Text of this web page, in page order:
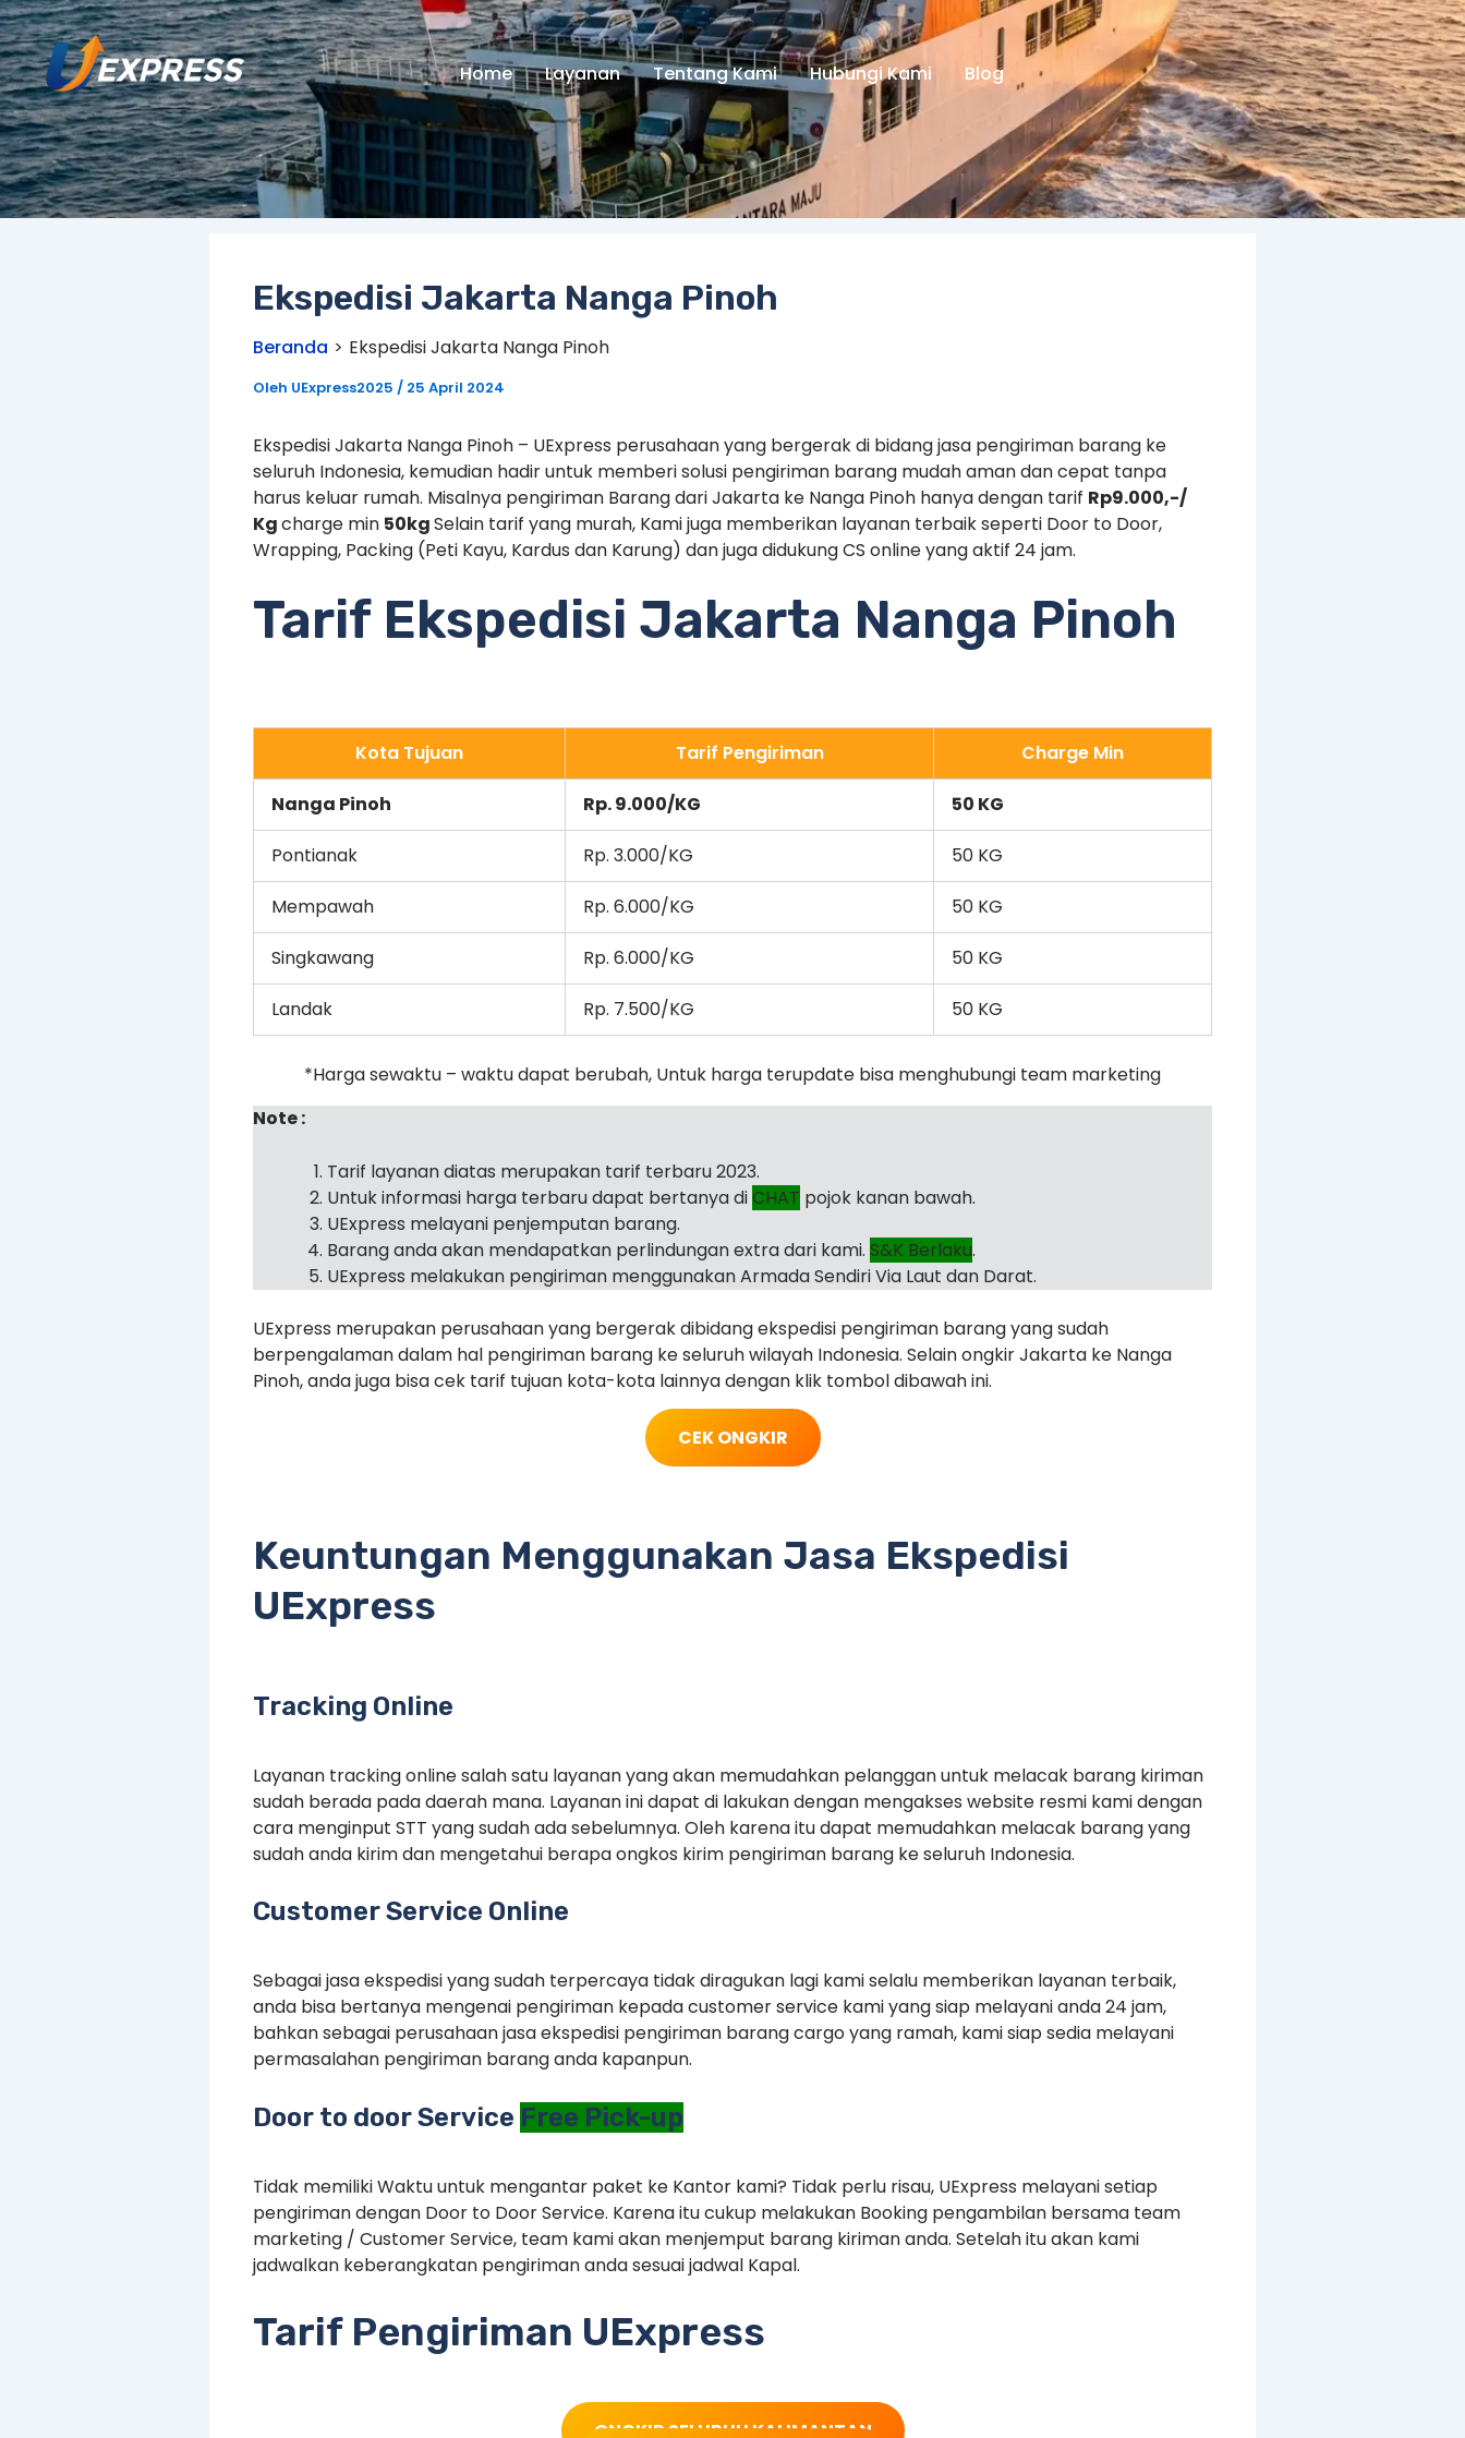
Lewati
ke
konten
Home Layanan Tentang Kami Hubungi Kami Blog
Ekspedisi Jakarta Nanga Pinoh
Beranda Ekspedisi Jakarta Nanga Pinoh
Oleh UExpress2025 / 25 April 2024
Ekspedisi Jakarta Nanga Pinoh – UExpress perusahaan yang bergerak di bidang jasa pengiriman barang ke
seluruh Indonesia, kemudian hadir untuk memberi solusi pengiriman barang mudah aman dan cepat tanpa
harus keluar rumah. Misalnya pengiriman Barang dari Jakarta ke Nanga Pinoh hanya dengan tarif Rp9.000,-/
Kgcharge min 50kgSelain tarif yang murah, Kami juga memberikan layanan terbaik seperti Door to Door,
Wrapping, Packing (Peti Kayu, Kardus dan Karung) dan juga didukung CS online yang aktif 24 jam.
Tarif Ekspedisi Jakarta Nanga Pinoh
Kota Tujuan Tarif Pengiriman Charge Min
Nanga Pinoh Rp. 9.000/KG 50 KG
Pontianak Rp. 3.000/KG 50 KG
Mempawah Rp. 6.000/KG 50 KG
Singkawang Rp. 6.000/KG 50 KG
Landak Rp. 7.500/KG 50 KG
*Harga sewaktu – waktu dapat berubah, Untuk harga terupdate bisa menghubungi team marketing
Note :
Tarif layanan diatas merupakan tarif terbaru 2023.
Untuk informasi harga terbaru dapat bertanya diCHAT pojok kanan bawah.
UExpress melayani penjemputan barang.
Barang anda akan mendapatkan perlindungan extra dari kami. S&K Berlaku.
UExpress melakukan pengiriman menggunakan Armada Sendiri Via Laut dan Darat.
UExpress merupakan perusahaan yang bergerak dibidang ekspedisi pengiriman barang yang sudah
berpengalaman dalam hal pengiriman barang ke seluruh wilayah Indonesia. Selain ongkir Jakarta ke Nanga
Pinoh, anda juga bisa cek tarif tujuan kota-kota lainnya dengan klik tombol dibawah ini.
CEK ONGKIR
Keuntungan Menggunakan Jasa Ekspedisi
UExpress
Tracking Online
Layanan tracking online salah satu layanan yang akan memudahkan pelanggan untuk melacak barang kiriman
sudah berada pada daerah mana. Layanan ini dapat di lakukan dengan mengakses website resmi kami dengan
cara menginput STT yang sudah ada sebelumnya. Oleh karena itu dapat memudahkan melacak barang yang
sudah anda kirim dan mengetahui berapa ongkos kirim pengiriman barang ke seluruh Indonesia.
Customer Service Online
Sebagai jasa ekspedisi yang sudah terpercaya tidak diragukan lagi kami selalu memberikan layanan terbaik,
anda bisa bertanya mengenai pengiriman kepada customer service kami yang siap melayani anda 24 jam,
bahkan sebagai perusahaan jasa ekspedisi pengiriman barang cargo yang ramah, kami siap sedia melayani
permasalahan pengiriman barang anda kapanpun.
Door to door Service Free Pick-up
Tidak memiliki Waktu untuk mengantar paket ke Kantor kami? Tidak perlu risau, UExpress melayani setiap
pengiriman dengan Door to Door Service. Karena itu cukup melakukan Booking pengambilan bersama team
marketing / Customer Service, team kami akan menjemput barang kiriman anda. Setelah itu akan kami
jadwalkan keberangkatan pengiriman anda sesuai jadwal Kapal.
Tarif Pengiriman UExpress
ONGKIR SELURUH KALIMANTAN